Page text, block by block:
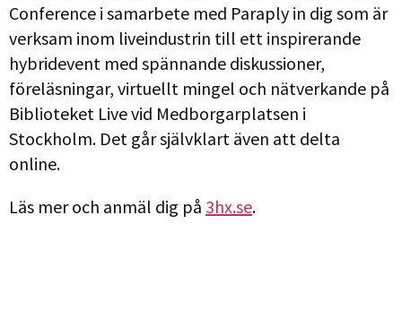
Conference i samarbete med Paraply in dig som är
verksam inom liveindustrin till ett inspirerande
hybridevent med spännande diskussioner,
föreläsningar, virtuellt mingel och nätverkande på
Biblioteket Live vid Medborgarplatsen i
Stockholm. Det går självklart även att delta
online.
Läs mer och anmäl dig på 3hx.se.